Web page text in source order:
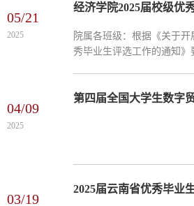
05/21
2025
院属各班级：根据《关于
秀毕业生评选工作的通知》
而上的推选程...
04/09
2025
03/19
2025届云南省优秀毕业